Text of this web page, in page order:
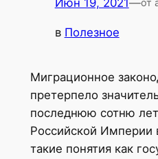
Июн 19, 2021—от
в Полезное
Миграционное
претерпело
последнюю сотню
Российской Империи
такие понятия как